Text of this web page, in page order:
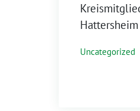
Uncategorized